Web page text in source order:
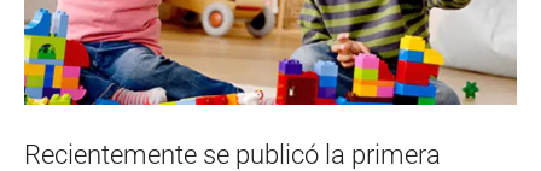
Recientemente se publicó la primera